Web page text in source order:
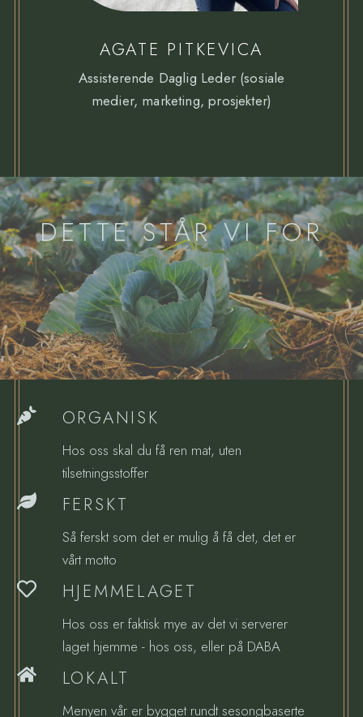
AGATE PITKEVICA
Assisterende Daglig Leder (sosiale
medier, marketing, prosjekter)
DETTE STÅR VI FOR
ORGANISK
Hos oss skal du få ren mat, uten
tilsetningsstoffer
FERSKT
Så ferskt som det er mulig å få det, det er
vårt motto
HJEMMELAGET
Hos oss er faktisk mye av det vi serverer
laget hjemme - hos oss, eller på DABA
LOKALT
Menyen vår er bygget rundt sesongbaserte